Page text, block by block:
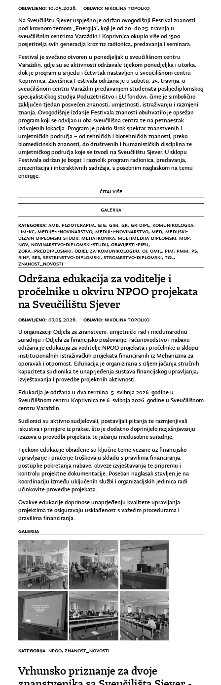
OBJAVLJENO: 10.05.2026. OBJAVIO: NIKOLINA TOPOLKO
Na Sveučilištu Sjever uspješno je održan ovogodišnji Festival znanosti
pod krovnom temom „Energija“, koji je od 20. do 25. travnja u
sveučilišnim centrima Varaždin i Koprivnica okupio više od 1500
posjetitelja svih generacija kroz 112 radionica, predavanja i seminara.
Festival je svečano otvoren u ponedjeljak u sveučilišnom centru
Varaždin, gdje su se aktivnosti održavale tijekom ponedjeljka i utorka,
dok je program u srijedu i četvrtak nastavljen u sveučilišnom centru
Koprivnica. Završnica Festivala održana je u subotu, 25. travnja, u
sveučilišnom centru Varaždin predavanjem studenata poslijediplomskog
specijalističkog studija Poduzetništvo i EU fondovi, čime je simbolično
zaključen tjedan posvećen znanosti, umjetnosti, istraživanju i razmjeni
znanja. Ovogodišnje izdanje Festivala znanosti obuhvatilo je opsežan
program koji se odvijao u oba sveučilišna centra te na petnaestak
izdvojenih lokacija. Program je pokrio širok spektar znanstvenih i
umjetničkih područja – od tehničkih i biotehničkih znanosti, preko
biomedicinskih znanosti, do društvenih i humanističkih disciplina te
umjetničkog područja koje se izvodi na Sveučilištu Sjever. U sklopu
Festivala održan je bogat i raznolik program radionica, predavanja,
prezentacija i interaktivnih sadržaja, s posebnim naglaskom na temu
energije.
ČITAJ VIŠE
GALERIJA
KATEGORIJA: AMB, FIZIOTERAPIJA, GIG, GIM, GR, GR-DIPL, KOMUNIKOLOGIJA,
LIM-KC, MEDIJE-I-NOVINARSTVO, MEDIJI-I-NOVINARSTVO, MED, MEDIJSKI-
DIZAJN-DIPLOMSKI-STUDIJ, MEHATRONIKA, MULTIMEDIJA-DIPLOMSKI, MOP,
NOV, NOVINARSTVO-DIPLOMSKI-STUDIJ, OBAVIJESTI-PIEU,
ZORA_PREDDIPLOSMKI, ODJEL-ZA-KOMUNIKOLOGIJU, OJ, OMIL, PIM, PMM, PS,
RINF, SES, SESTRINSTVO-DIPLOMSKI, STROJARSTVO-DIPLOMSKI, TGL,
ZNANOST_NOVOSTI
Održana edukacija za voditelje i
pročelnike u okviru NPOO projekata
na Sveučilištu Sjever
OBJAVLJENO: 07.05.2026. OBJAVIO: NIKOLINA TOPOLKO
U organizaciji Odjela za znanstveni, umjetnički rad i međunarodnu
suradnju i Odjela za financijsko poslovanje, računovodstvo i nabavu
održana je edukacija za voditelje NPOO projekata i pročelnike u sklopu
institucionalnih istraživačkih projekata financiranih iz Mehanizma za
oporavak i otpornost. Edukacija je organizirana s ciljem jačanja stručnih
kapaciteta sudionika te unaprjeđenja sustava financijskog upravljanja,
izvještavanja i provedbe projektnih aktivnosti.
Edukacija je održana u dva termina: 5. svibnja 2026. godine u
Sveučilišnom centru Koprivnica te 6. svibnja 2026. godine u Sveučilišnom
centru Varaždin.
Sudionici su aktivno sudjelovali, postavljali pitanja te razmjenjivali
iskustva i primjere iz prakse, što je dodatno doprinijelo razjašnjavanju
izazova u provedbi projekata te jačanju međusobne suradnje.
Tijekom edukacije obrađene su ključne teme vezane uz financijsko
upravljanje i praćenje troškova u skladu s pravilima financiranja,
postupke pokretanja nabave, obveze izvještavanja te pripremu i
kontrolu projektne dokumentacije. Poseban naglasak stavljen je na
koordinaciju između uključenih službi i organizacijskih jedinica radi
učinkovite provedbe projekata.
Ovakve edukacije doprinose unaprjeđenju kvalitete upravljanja
projektima te osiguravaju usklađenost s važećim procedurama i
pravilima financiranja.
GALERIJA
KATEGORIJA: NPOO, ZNANOST_NOVOSTI
Vrhunsko priznanje za dvoje